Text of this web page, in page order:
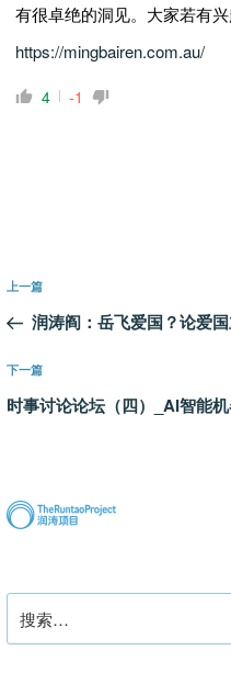
有很卓绝的洞见。大家若有兴
https://mingbairen.com.au/
4 -1
文
导
航
上
一
文
章
上一篇
润涛阎：岳飞爱国？论爱
下
一
下一篇
时事讨论论坛（四）_AI智能
索：